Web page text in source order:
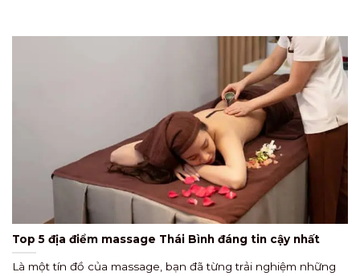
Top 5 địa điểm massage Thái Bình đáng tin cậy nhất
Là một tín đồ của massage, bạn đã từng trải nghiệm những